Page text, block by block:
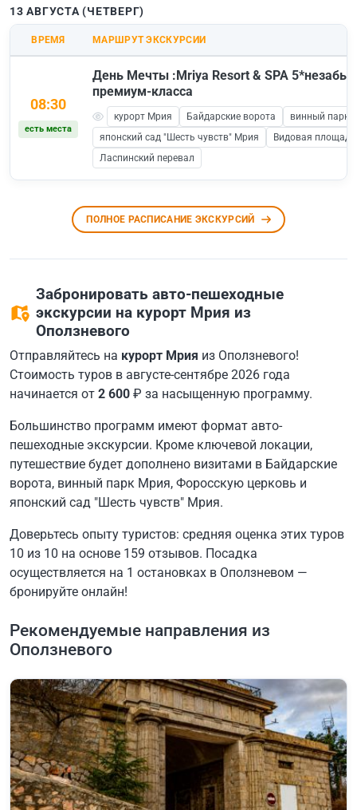
13 АВГУСТА (ЧЕТВЕРГ)
ВРЕМЯ МАРШРУТ ЭКСКУРСИИ
08:30
есть места
День Мечты :Mriya Resort & SPA
премиум-класса
курорт Мрия Байдарские ворота
винный парк
японский сад "Шесть чувств" Мрия
Видовая
Ласпинский перевал
ПОЛНОЕ РАСПИСАНИЕ ЭКСКУРСИЙ
Забронировать авто-пешеходные
экскурсии на курорт Мрия из
Оползневого
Отправляйтесь на курорт Мрия из Оползневого!
Стоимость туров в августе-сентябре 2026 года
начинается от 2 600 ₽ за насыщенную программу.
Большинство программ имеют формат авто-
пешеходные экскурсии. Кроме ключевой локации,
путешествие будет дополнено визитами в Байдарские
ворота, винный парк Мрия, Форосскую церковь и
японский сад "Шесть чувств" Мрия.
Доверьтесь опыту туристов: средняя оценка этих туров
10 из 10 на основе 159 отзывов. Посадка
осуществляется на 1 остановках в Оползневом —
бронируйте онлайн!
Рекомендуемые направления из
Оползневого